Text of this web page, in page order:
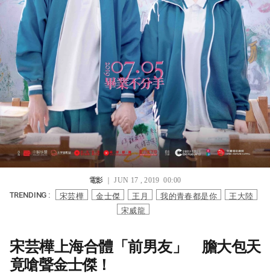
電影｜ JUN 17 , 2019 00:00
TRENDING : 宋芸樺 金士傑 王月 我的青春都是你
王大陸
宋威龍
宋芸樺上海合體「前男友」 膽大包天
竟嗆聲金士傑！